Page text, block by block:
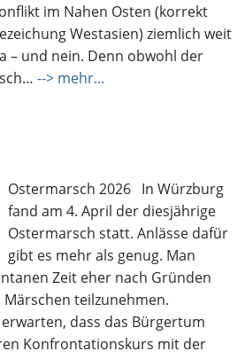
im Nahen Osten (korrekt
Westasien) ziemlich weit
– und nein. Denn obwohl der
--> mehr...
Ostermarsch 2026 In Würzburg
fand am 4. April der diesjährige
Ostermarsch statt. Anlässe dafür
gibt es mehr als genug. Man
Zeit eher nach Gründen
teilzunehmen.
dass das Bürgertum
Konfrontationskurs mit der